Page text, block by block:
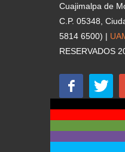
Cuajimalpa de
C.P. 05348,
5814 6500) |
RESERVADOS